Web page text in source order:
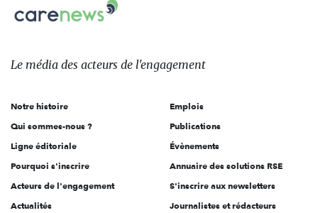
sur:
Le
des
l'engagement
Le média des acteurs de l'engagement
Notre histoire
Qui sommes-nous ?
Ligne éditoriale
Pourquoi s'inscrire
Acteurs de l'engagement
Actualités
Emplois
Publications
Évènements
Annuaire des solutions RSE
S'inscrire aux newsletters
Journalistes et rédacteurs